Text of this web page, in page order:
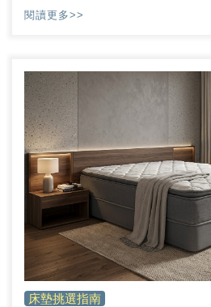
累？在追求生活品質的路上，
為，睡眠這件事比我們想像中
非單純的價格比拼。
閱讀更多>>
床墊挑選指南